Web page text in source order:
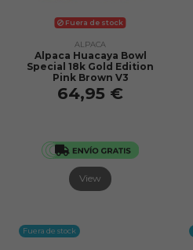
Fuera de stock
ALPACA
Alpaca Huacaya Bowl
Special 18k Gold Edition
Pink Brown V3
64,95 €
View
Fuera de stock